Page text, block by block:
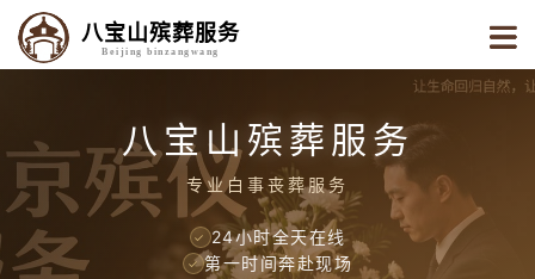
八宝山殡葬服务
Beijing binzangwang
八宝山殡葬服务
专业白事丧葬服务
✓ 24小时全天在线
✓ 第一时间奔赴现场